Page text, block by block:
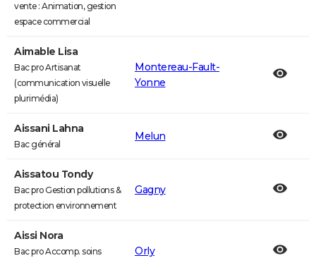
vente : Animation, gestion
espace commercial
Aimable Lisa
Bac pro Artisanat
(communication visuelle
plurimédia)
Montereau-Fault-
Yonne
Aissani Lahna
Bac général
Melun
Aissatou Tondy
Bac pro Gestion pollutions &
protection environnement
Gagny
Aissi Nora
Bac pro Accomp. soins
Orly